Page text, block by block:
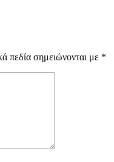
πεδία σημειώνονται με *